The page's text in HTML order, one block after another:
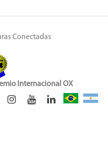
Conectadas
Internacional OX